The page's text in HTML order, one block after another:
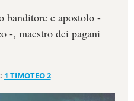
banditore e apostolo -
-, maestro dei pagani
1 TIMOTEO 2